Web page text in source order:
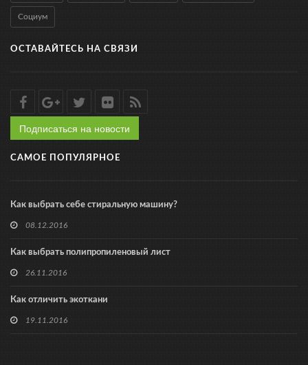
Социум
ОСТАВАЙТЕСЬ НА СВЯЗИ
Подписаться на новости
САМОЕ ПОПУЛЯРНОЕ
Как выбрать себе стиральную машину?
08.12.2016
Как выбрать полипропиленовый лист
26.11.2016
Как отличить экоткани
19.11.2016